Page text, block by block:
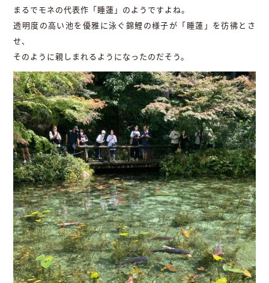
まるでモネの代表作「睡蓮」のようですよね。
透明度の高い池を優雅に泳ぐ錦鯉の様子が「睡蓮」を彷彿とさ
せ、
そのように親しまれるようになったのだそう。